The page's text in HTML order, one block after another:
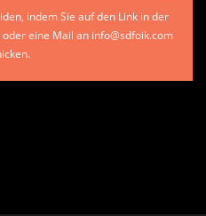
indem Sie auf den Link in der
eine Mail an info@sdfoik.com